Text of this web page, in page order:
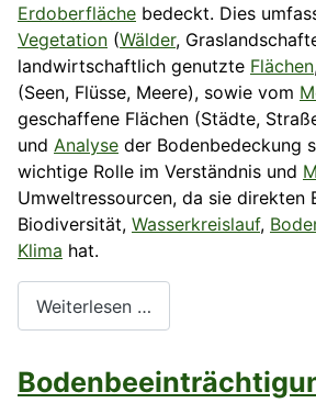
Erdoberfläche bedeckt. Dies
Vegetation (Wälder,
landwirtschaftlich genutzte Flächen
(Seen, Flüsse, Meere), sowie vom
geschaffene Flächen (Städte,
und Analyse der Bodenbedeckung
wichtige Rolle im Verständnis und
Umweltressourcen, da sie direkten
Biodiversität, Wasserkreislauf,
Klima hat.
Weiterlesen …